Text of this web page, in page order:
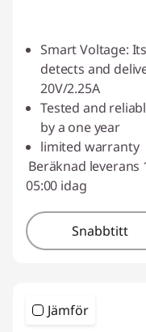
Smart Voltage:
detects and
20V/2.25A
Tested and
by a one year
limited warranty
Beräknad
05:00 idag
Snabbtitt
Jämför